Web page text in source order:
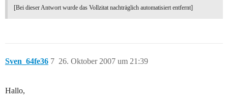
[Bei dieser Antwort wurde das Vollzitat nachträglich automatisiert entfernt]
Sven_64fe36 26. Oktober 2007 um 21:39
7
Hallo,